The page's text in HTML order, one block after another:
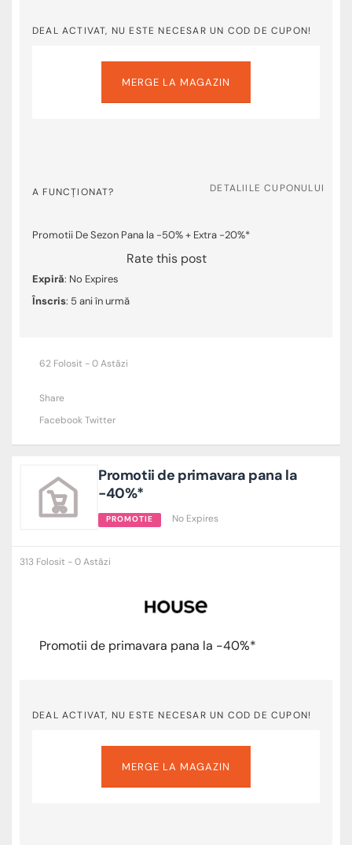
DEAL ACTIVAT, NU ESTE NECESAR UN COD DE CUPON!
MERGE LA MAGAZIN
A FUNCȚIONAT? DETALIILE CUPONULUI
Promotii De Sezon Pana la -50% + Extra -20%*
Rate this post
Expiră: No Expires
Înscris: 5 ani în urmă
62 Folosit - 0 Astăzi
Share
FacebookTwitter
Promotii de primavara pana la
-40%*
PROMOTIE No Expires
313 Folosit - 0 Astăzi
Promotii de primavara pana la -40%*
DEAL ACTIVAT, NU ESTE NECESAR UN COD DE CUPON!
MERGE LA MAGAZIN